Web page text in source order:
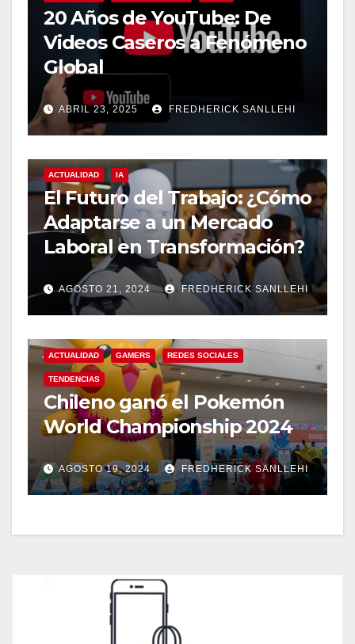
20 Años de YouTube: De
Videos Caseros a Fenómeno
Global
ABRIL 23, 2025 FREDHERICK SANLLEHI
ACTUALIDAD IA
El Futuro del Trabajo: ¿Cómo
Adaptarse a un Mercado
Laboral en Transformación?
AGOSTO 21, 2024 FREDHERICK SANLLEHI
ACTUALIDAD GAMERS REDES SOCIALES
TENDENCIAS
Chileno ganó el Pokemón
World Championship 2024
AGOSTO 19, 2024 FREDHERICK SANLLEHI